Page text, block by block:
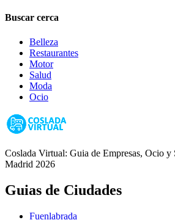
Buscar cerca
Belleza
Restaurantes
Motor
Salud
Moda
Ocio
Coslada Virtual: Guia de Empresas, Ocio y
Madrid 2026
Guias de Ciudades
Fuenlabrada